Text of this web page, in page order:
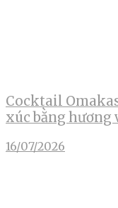
Cocktail
xúc bằng hương
16/07/2026